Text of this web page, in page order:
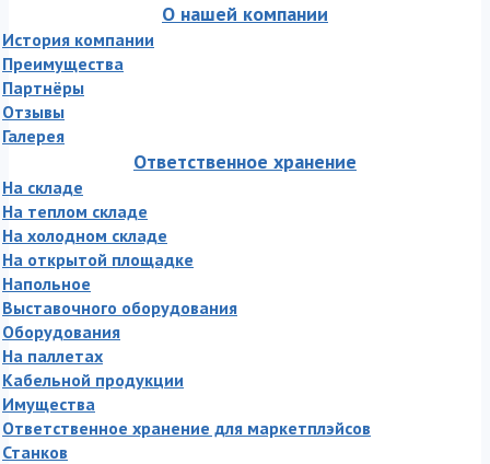
О нашей компании
История компании
Преимущества
Партнёры
Отзывы
Галерея
Ответственное хранение
На складе
На теплом складе
На холодном складе
На открытой площадке
Напольное
Выставочного оборудования
Оборудования
На паллетах
Кабельной продукции
Имущества
Ответственное хранение для маркетплэйсов
Станков